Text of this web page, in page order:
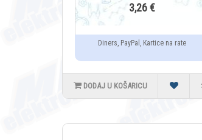
3,26 €
Diners, PayPal, Kartice na rate
DODAJ U KOŠARICU